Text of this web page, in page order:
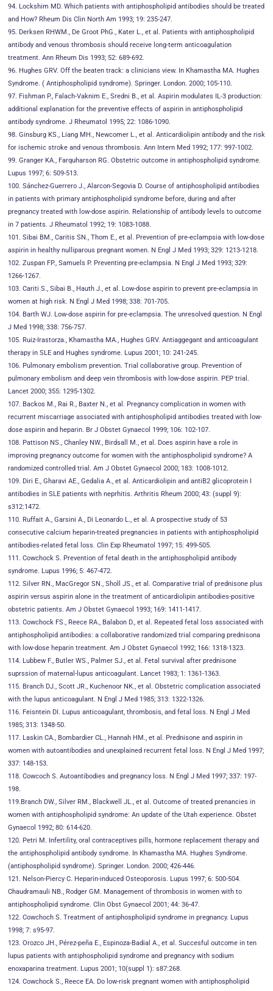
94. Lockshim MD. Which patients with antiphospholipid antibodies should be treated
and How? Rheum Dis Clin North Am 1993; 19: 235-247.
95. Derksen RHWM., De Groot PhG., Kater L., et al. Patients with antiphospholipid
antibody and venous thrombosis should receive long-term anticoagulation
treatment. Ann Rheum Dis 1993; 52: 689-692.
96. Hughes GRV. Off the beaten track: a clinicians view. In Khamastha MA. Hughes
Syndrome. ( Antiphospholipid syndrome). Springer. London. 2000; 105-110.
97. Fishman P., Falach-Vaknim E., Sredni B., et al. Aspirin modulates IL-3 production:
additional explanation for the preventive effects of aspirin in antiphospholipid
antibody syndrome. J Rheumatol 1995; 22: 1086-1090.
98. Ginsburg KS., Liang MH., Newcomer L., et al. Anticardiolipin antibody and the risk
for ischemic stroke and venous thrombosis. Ann Intern Med 1992; 177: 997-1002.
99. Granger KA., Farquharson RG. Obstetric outcome in antiphospholipid syndrome.
Lupus 1997; 6: 509-513.
100. Sánchez-Guerrero J., Alarcon-Segovia D. Course of antiphospholipid antibodies
in patients with primary antiphospholipid syndrome before, during and after
pregnancy treated with low-dose aspirin. Relationship of antibody levels to outcome
in 7 patients. J Rheumatol 1992; 19: 1083-1088.
101. Sibai BM., Caritis SN., Thom E., et al. Prevention of pre-eclampsia with low-dose
aspirin in healthy nulliparous pregnant women. N Engl J Med 1993; 329: 1213-1218.
102. Zuspan FP., Samuels P. Preventing pre-eclampsia. N Engl J Med 1993; 329:
1266-1267.
103. Cariti S., Sibai B., Hauth J., et al. Low-dose aspirin to prevent pre-eclampsia in
women at high risk. N Engl J Med 1998; 338: 701-705.
104. Barth WJ. Low-dose aspirin for pre-eclampsia. The unresolved question. N Engl
J Med 1998; 338: 756-757.
105. Ruiz-Irastorza., Khamastha MA., Hughes GRV. Antiaggegant and anticoagulant
therapy in SLE and Hughes syndrome. Lupus 2001; 10: 241-245.
106. Pulmonary embolism prevention. Trial collaborative group. Prevention of
pulmonary embolism and deep vein thrombosis with low-dose aspirin. PEP trial.
Lancet 2000; 355: 1295-1302.
107. Backos M., Rai R., Baxter N., et al. Pregnancy complication in women with
recurrent miscarriage associated with antiphospholipid antibodies treated with low-
dose aspirin and heparin. Br J Obstet Gynaecol 1999; 106: 102-107.
108. Pattison NS., Chanley NW., Birdsall M., et al. Does aspirin have a role in
improving pregnancy outcome for women with the antiphospholipid syndrome? A
randomized controlled trial. Am J Obstet Gynaecol 2000; 183: 1008-1012.
109. Diri E., Gharavi AE., Gedalia A., et al. Anticardiolipin and antiB2 glicoprotein I
antibodies in SLE patients with neprhitis. Arthritis Rheum 2000; 43: (suppl 9):
s312:1472.
110. Ruffait A., Garsini A., Di Leonardo L., et al. A prospective study of 53
consecutive calcium heparin-treated pregnancies in patients with antiphospholipid
antibodies-related fetal loss. Clin Exp Rheumatol 1997; 15: 499-505.
111. Cowchock S. Prevention of fetal death in the antiphospholipid antibody
syndrome. Lupus 1996; 5: 467-472.
112. Silver RN., MacGregor SN., Sholl JS., et al. Comparative trial of prednisone plus
aspirin versus aspirin alone in the treatment of anticardiolipin antibodies-positive
obstetric patients. Am J Obstet Gynaecol 1993; 169: 1411-1417.
113. Cowchock FS., Reece RA., Balabon D., et al. Repeated fetal loss associated with
antiphospholipid antibodies: a collaborative randomized trial comparing prednisona
with low-dose heparin treatment. Am J Obstet Gynaecol 1992; 166: 1318-1323.
114. Lubbew F., Butler WS., Palmer SJ., et al. Fetal survival after prednisone
suprssion of maternal-lupus anticoagulant. Lancet 1983; 1: 1361-1363.
115. Branch DJ., Scott JR., Kuchenoor NK., et al. Obstetric complication associated
with the lupus anticoagulant. N Engl J Med 1985; 313: 1322-1326.
116. Feisntein DI. Lupus anticoagulant, thrombosis, and fetal loss. N Engl J Med
1985; 313: 1348-50.
117. Laskin CA., Bombardier CL., Hannah HM., et al. Prednisone and aspirin in
women with autoantibodies and unexplained recurrent fetal loss. N Engl J Med 1997;
337: 148-153.
118. Cowcoch S. Autoantibodies and pregnancy loss. N Engl J Med 1997; 337: 197-
198.
119.Branch DW., Silver RM., Blackwell JL., et al. Outcome of treated prenancies in
women with antiphospholipid syndrome: An update of the Utah experience. Obstet
Gynaecol 1992; 80: 614-620.
120. Petri M. Infertility, oral contraceptives pills, hormone replacement therapy and
the antiphospholipid antibody syndrome. In Khamastha MA. Hughes Syndrome.
(antiphospholipid syndrome). Springer. London. 2000; 426-446.
121. Nelson-Piercy C. Heparin-induced Osteoporosis. Lupus 1997; 6: 500-504.
Chaudramauli NB., Rodger GM. Management of thrombosis in women with to
antiphospholipid syndrome. Clin Obst Gynaecol 2001; 44: 36-47.
122. Cowchoch S. Treatment of antiphospholipid syndrome in pregnancy. Lupus
1998; 7: s95-97.
123. Orozco JH., Pérez-peña E., Espinoza-Badial A., et al. Succesful outcome in ten
lupus patients with antiphospholipid syndrome and pregnancy with sodium
enoxaparina treatment. Lupus 2001; 10(suppl 1): s87:268.
124. Cowchock S., Reece EA. Do low-risk pregnant women with antiphospholipid